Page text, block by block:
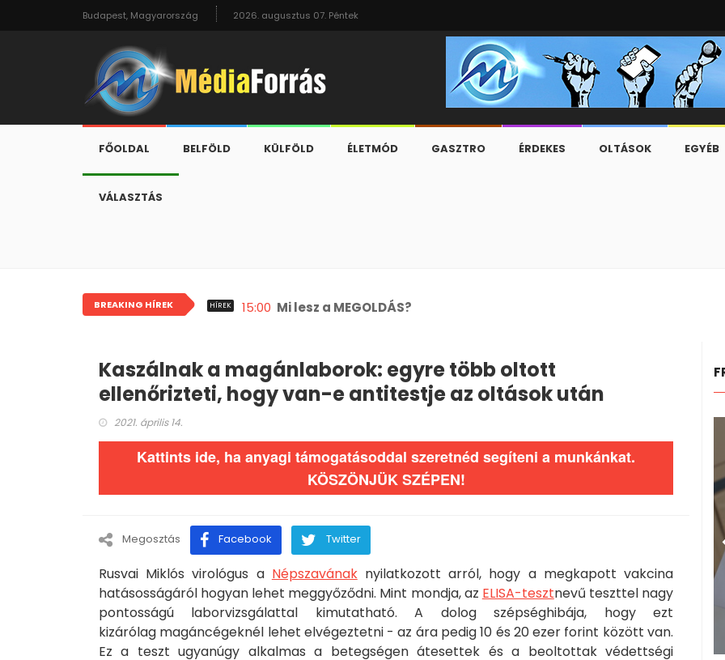
Budapest, Magyarország 2026. augusztus 07. Péntek
FŐOLDAL BELFÖLD KÜLFÖLD ÉLETMÓD GASZTRO ÉRDEKES OLTÁSOK EGYÉB
VÁLASZTÁS
BREAKING HÍREK HÍREK 21:17 A devizahitelesek és a C-630/23-as ügy
Kaszálnak a magánlaborok: egyre több oltott
ellenőrizteti, hogy van-e antitestje az oltások után
2021. április 14.
Kattints ide, ha anyagi támogatásoddal szeretnéd segíteni a munkánkat.
KÖSZÖNJÜK SZÉPEN!
Megosztás Facebook Twitter
Rusvai Miklós virológus a Népszavánaknyilatkozott arról, hogy a megkapott vakcina
hatásosságáról hogyan lehet meggyőződni. Mint mondja, az ELISA-tesztnevű teszttel nagy
pontosságú laborvizsgálattal kimutatható. A dolog szépséghibája, hogy ezt
kizárólag magáncégeknél lehet elvégeztetni - az ára pedig 10 és 20 ezer forint között van.
Ez a teszt ugyanúgy alkalmas a betegségen átesettek és a beoltottak védettségi